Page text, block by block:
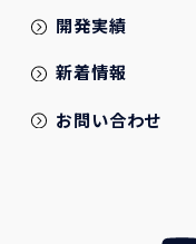
開発実績
新着情報
お問い合わせ